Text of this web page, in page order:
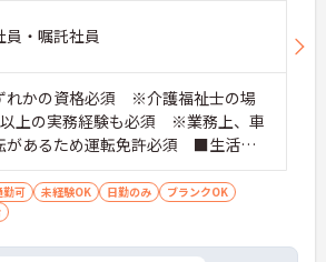
制度を用意
リアアップ環境】
転換など多彩なキャリアプラ
自由で個性を大切にできる社
員・嘱託社員
かの資格必須 ※介護福祉士の場
上の実務経験も必須 ※業務上、車
があるため運転免許必須 ■生活相
経験あれば尚可 ■未経験・ブラン
勤可 未経験OK 日勤のみ
ブランクOK